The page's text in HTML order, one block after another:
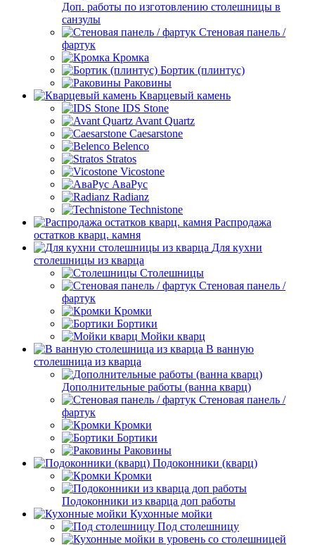
Доп. работы по изготовлению столешницы в
санзулы
Стеновая панель /
фартук
Кромка
Бортик (плинтус)
Раковины
Кварцевый камень
IDS Stone
Avant Quartz
Caesarstone
Belenco
Stratos
Vicostone
АваРус
Radianz
Technistone
Распродажа
остатков кварц. камня
Для кухни
столешницы из кварца
Столешницы
Стеновая панель /
фартук
Кромки
Бортики
Мойки кварц
В ванную
столешница из кварца
Дополнительные работы (ванна кварц)
Стеновая панель /
фартук
Кромки
Бортики
Раковины
Подоконники (кварц)
Кромки
Подоконники из кварца доп работы
Кухонные мойки
Под столешницу